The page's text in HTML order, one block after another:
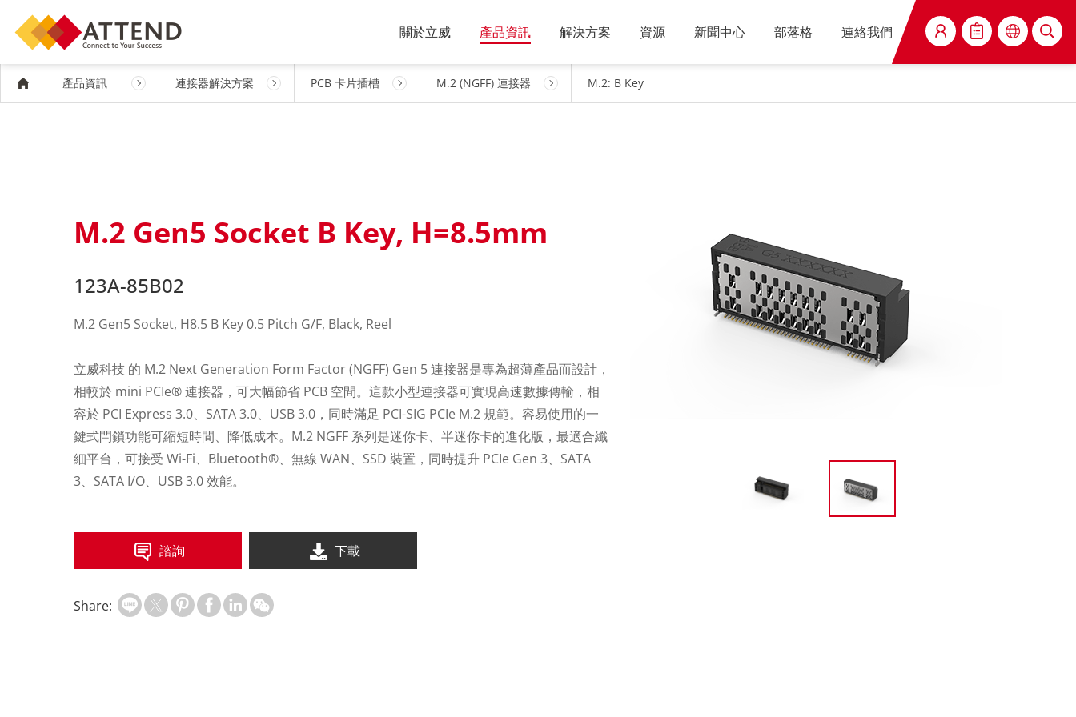
關於立威 產品資訊 解決方案 資源 新聞中心 部落格 連絡我們 搜尋
產品資訊 連接器解決方案 PCB 卡片插槽 M.2 (NGFF) 連接器 M.2: B Key
M.2 Gen5 Socket B Key, H=8.5mm
123A-85B02
M.2 Gen5 Socket, H8.5 B Key 0.5 Pitch G/F, Black, Reel
立威科技 的 M.2 Next Generation Form Factor (NGFF) Gen 5 連接器是專為超薄產品而設計，
相較於 mini PCIe® 連接器，可大幅節省 PCB 空間。這款小型連接器可實現高速數據傳輸，相
容於 PCI Express 3.0、SATA 3.0、USB 3.0，同時滿足 PCI-SIG PCIe M.2 規範。容易使用的一
鍵式閂鎖功能可縮短時間、降低成本。M.2 NGFF 系列是迷你卡、半迷你卡的進化版，最適合纖
細平台，可接受 Wi-Fi、Bluetooth®、無線 WAN、SSD 裝置，同時提升 PCIe Gen 3、SATA
3、SATA I/O、USB 3.0 效能。
諮詢 下載
Share: